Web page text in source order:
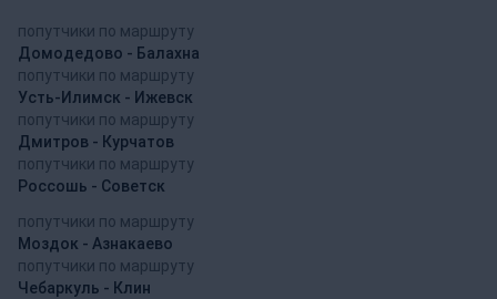
попутчики по маршруту
Домодедово - Балахна
попутчики по маршруту
Усть-Илимск - Ижевск
попутчики по маршруту
Дмитров - Курчатов
попутчики по маршруту
Россошь - Советск
попутчики по маршруту
Моздок - Азнакаево
попутчики по маршруту
Чебаркуль - Клин